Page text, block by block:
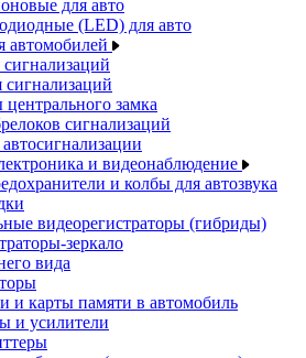
для авто
(LED) для авто
автомобилей
сигнализаций
замка
сигнализаций
и видеонаблюдение
и колбы для автозвука
видеорегистраторы (гибриды)
зеркало
вида
и карты памяти в автомобиль
и усилители